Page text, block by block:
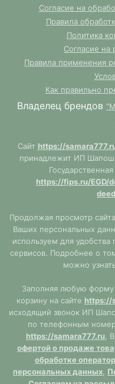
Согласие на
Правила
Политика
Согласие на
Правила применения
Как правильно
Владелец брендов
Сайт https://
принадлежит ИП
https://fips.ru/EGD/
Продолжая просмотр
Ваших персональных
используем для удобства
сервисов. Подробнее о
можно
Заполняя любую форму
корзину на сайте https://
исходящий звонок ИП
по телефонным
https://samara777.ru,
офертой о продаже
обработке
персональных данных,